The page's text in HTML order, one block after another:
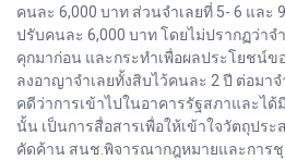
คนละ 6,000 บาท ส่วนจำเลยที่ 5- 6 และ
ปรับคนละ 6,000 บาท โดยไม่ปรากฏว่าจ
คุกมาก่อน และกระทำเพื่อผลประโยชน์ข
ลงอาญาจำเลยทั้งสิบไว้คนละ 2 ปี ต่อมา
คดีว่าการเข้าไปในอาคารรัฐสภาและไ
นั้น เป็นการสื่อสารเพื่อให้เข้าใจวัตถุปร
คัดค้าน สนช.พิจารณากฎหมายและการ